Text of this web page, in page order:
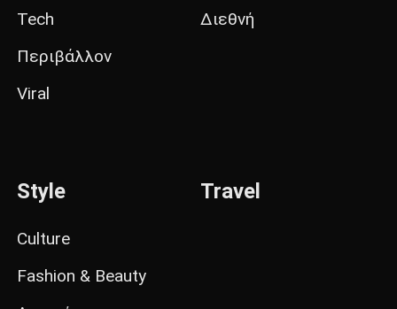
Tech
Περιβάλλον
Viral
Διεθνή
Style
Culture
Fashion & Beauty
Travel